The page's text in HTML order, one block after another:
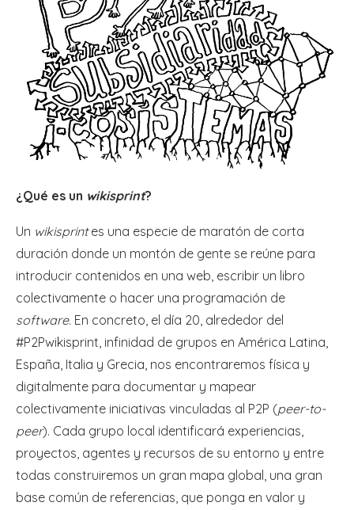
¿Qué es un wikisprint?
Un wikisprintes una especie de maratón de corta
duración donde un montón de gente se reúne para
introducir contenidos en una web, escribir un libro
colectivamente o hacer una programación de
software. En concreto, el día 20, alrededor del
#P2Pwikisprint, infinidad de grupos en América Latina,
España, Italia y Grecia, nos encontraremos física y
digitalmente para documentar y mapear
colectivamente iniciativas vinculadas al P2P (peer-to-
peer). Cada grupo local identificará experiencias,
proyectos, agentes y recursos de su entorno y entre
todas construiremos un gran mapa global, una gran
base común de referencias, que ponga en valor y